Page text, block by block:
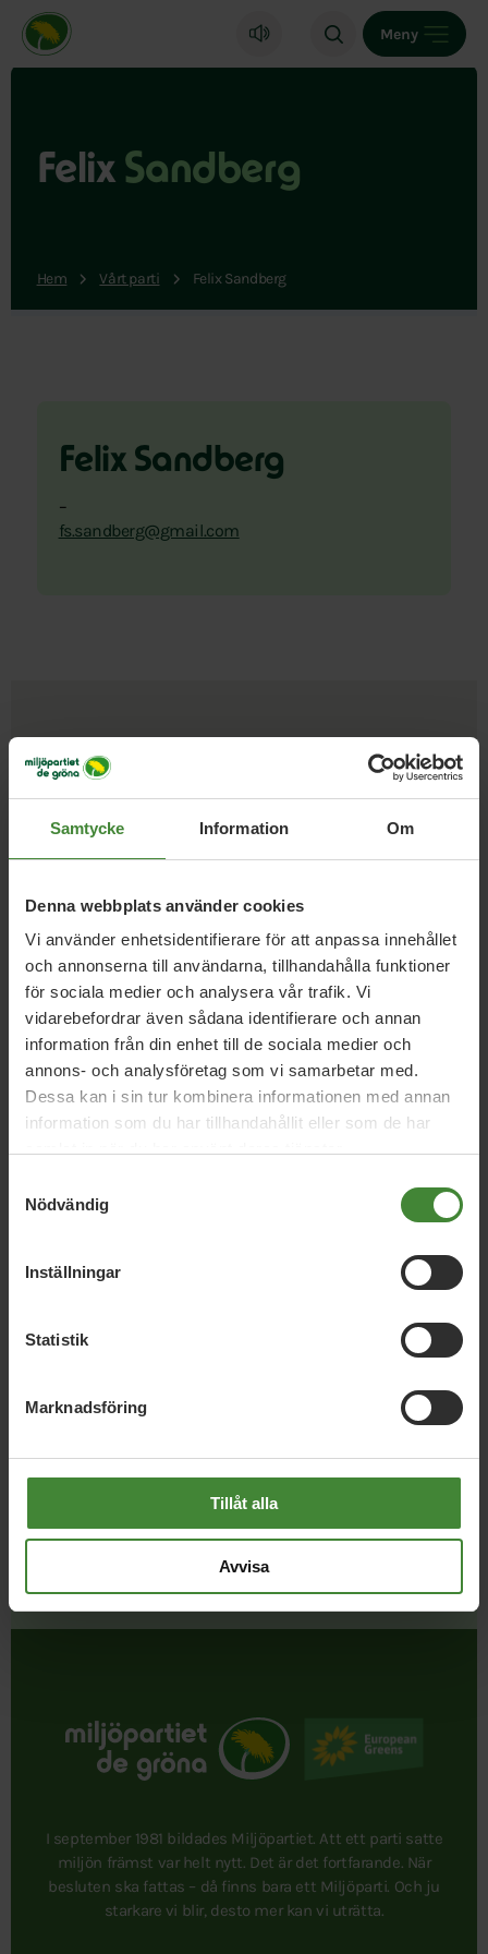
Samtycke Information Om
Denna webbplats använder cookies
Vi använder enhetsidentifierare för att anpassa innehållet
och annonserna till användarna, tillhandahålla funktioner
för sociala medier och analysera vår trafik. Vi
vidarebefordrar även sådana identifierare och annan
information från din enhet till de sociala medier och
annons- och analysföretag som vi samarbetar med.
Dessa kan i sin tur kombinera informationen med annan
information som du har tillhandahållit eller som de har
Nödvändig
Inställningar
Statistik
Marknadsföring
Tillåt alla
Avvisa
Miljöpartiet de gröna, startsida
Meny
Felix Sandberg
Hem Vårt parti Felix Sandberg
Felix Sandberg
–
fs.sandberg@gmail.com
Uppdrag med
Felix
Sandberg
Styrelsen Miljöpartiet
Vänersborg
Anna Norrström Annika Repo Wallman
Erica
Johansson
Felix Sandberg
Jonas Sjöblom
Martin Odalgård
att
sprida vårt budskap
Publicerad 2022-04-05
Uppdaterad 2026-08-07
I september 1981 bildades Miljöpartiet. Att ett parti satte
miljön främst var helt nytt. Det är det fortfarande. När
besluten ska fattas – då finns bara ett Miljöparti. Och ju
starkare vi blir, desto mer kan vi uträtta.